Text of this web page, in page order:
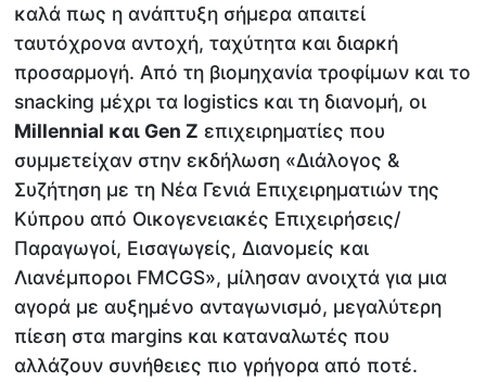
καλά πως η ανάπτυξη σήμερα απαιτεί
ταυτόχρονα αντοχή, ταχύτητα και διαρκή
προσαρμογή. Από τη βιομηχανία τροφίμων και το
snacking μέχρι τα logistics και τη διανομή, οι
Millennial και Gen Z επιχειρηματίες που
συμμετείχαν στην εκδήλωση «Διάλογος &
Συζήτηση με τη Νέα Γενιά Επιχειρηματιών της
Κύπρου από Οικογενειακές Επιχειρήσεις/
Παραγωγοί, Εισαγωγείς, Διανομείς και
Λιανέμποροι FMCGS», μίλησαν ανοιχτά για μια
αγορά με αυξημένο ανταγωνισμό, μεγαλύτερη
πίεση στα margins και καταναλωτές που
αλλάζουν συνήθειες πιο γρήγορα από ποτέ.